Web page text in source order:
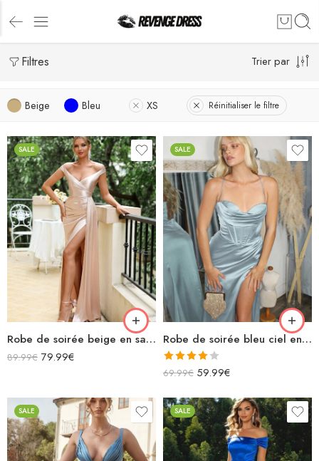
Filtres Trier par
Beige Bleu XS Réinitialiser le filtre
SALE
Robe de soirée beige en satin longue épaules dénudées décolleté fendue
89.99€ 79.99€
SALE
Robe de soirée bleu ciel en satin longue fendue bretelles spaghettis col bénitier lacets dans le dos
Note
5
69.99€ 59.99€
SALE SALE